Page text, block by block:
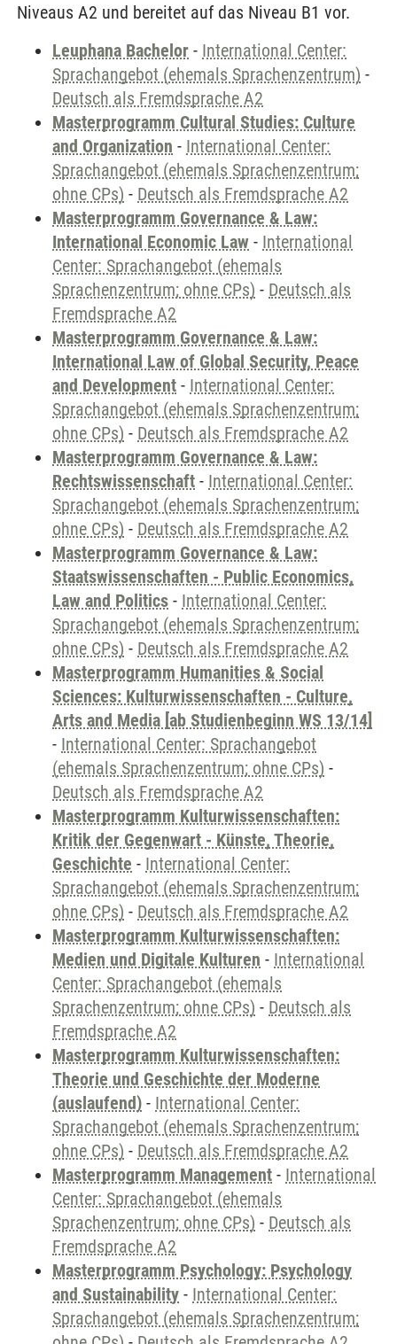
Niveaus A2 und bereitet auf das Niveau B1 vor.
Leuphana Bachelor - International Center:
Sprachangebot (ehemals Sprachenzentrum) -
Deutsch als Fremdsprache A2
Masterprogramm Cultural Studies: Culture
and Organization - International Center:
Sprachangebot (ehemals Sprachenzentrum;
ohne CPs) - Deutsch als Fremdsprache A2
Masterprogramm Governance & Law:
International Economic Law - International
Center: Sprachangebot (ehemals
Sprachenzentrum; ohne CPs) - Deutsch als
Fremdsprache A2
Masterprogramm Governance & Law:
International Law of Global Security, Peace
and Development - International Center:
Sprachangebot (ehemals Sprachenzentrum;
ohne CPs) - Deutsch als Fremdsprache A2
Masterprogramm Governance & Law:
Rechtswissenschaft - International Center:
Sprachangebot (ehemals Sprachenzentrum;
ohne CPs) - Deutsch als Fremdsprache A2
Masterprogramm Governance & Law:
Staatswissenschaften - Public Economics,
Law and Politics - International Center:
Sprachangebot (ehemals Sprachenzentrum;
ohne CPs) - Deutsch als Fremdsprache A2
Masterprogramm Humanities & Social
Sciences: Kulturwissenschaften - Culture,
Arts and Media [ab Studienbeginn WS 13/14]
- International Center: Sprachangebot
(ehemals Sprachenzentrum; ohne CPs) -
Deutsch als Fremdsprache A2
Masterprogramm Kulturwissenschaften:
Kritik der Gegenwart - Künste, Theorie,
Geschichte - International Center:
Sprachangebot (ehemals Sprachenzentrum;
ohne CPs) - Deutsch als Fremdsprache A2
Masterprogramm Kulturwissenschaften:
Medien und Digitale Kulturen - International
Center: Sprachangebot (ehemals
Sprachenzentrum; ohne CPs) - Deutsch als
Fremdsprache A2
Masterprogramm Kulturwissenschaften:
Theorie und Geschichte der Moderne
(auslaufend) - International Center:
Sprachangebot (ehemals Sprachenzentrum;
ohne CPs) - Deutsch als Fremdsprache A2
Masterprogramm Management - International
Center: Sprachangebot (ehemals
Sprachenzentrum; ohne CPs) - Deutsch als
Fremdsprache A2
Masterprogramm Psychology: Psychology
and Sustainability - International Center:
Sprachangebot (ehemals Sprachenzentrum;